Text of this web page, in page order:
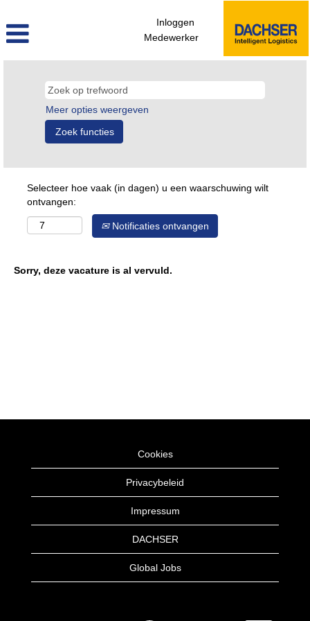
Inloggen
Medewerker
Meer opties weergeven
Selecteer hoe vaak (in dagen) u een waarschuwing wilt
ontvangen:
Notificaties ontvangen
Sorry, deze vacature is al vervuld.
Cookies
Privacybeleid
Impressum
DACHSER
Global Jobs